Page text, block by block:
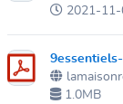
2021-11-
1.0MB